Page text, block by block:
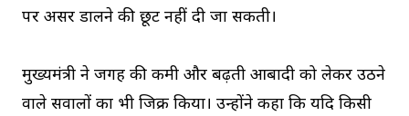
पर असर डालने की छूट नहीं दी जा सकती।
मुख्यमंत्री ने जगह की कमी और बढ़ती आबादी को लेकर उठने
वाले सवालों का भी जिक्र किया। उन्होंने कहा कि यदि किसी